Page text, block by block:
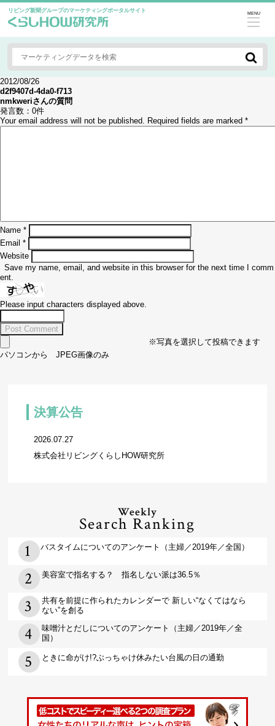
リビング新聞グループのマーケティングポータルサイト MENU
2012/08/26
d2f9407d-4da0-f713
nmkweriさんの質問
発言数： 0件
Your email address will not be published. Required fields are marked *
Name *
Email *
Website
Save my name, email, and website in this browser for the next time I comm
ent.
Please input characters displayed above.
※写真を選択して投稿できます
パソコンから JPEG画像のみ
決算公告
2026.07.27
株式会社リビングくらしHOW研究所
Weekly
Search Ranking
バスタイムについてのアンケート（主婦／2019年／全国）
美容室で指名する？ 指名しない派は36.5％
共有を前提に作られたカレンダーで 新しい“なくてはなら
ない”を創る
味噌汁とだしについてのアンケート（主婦／2019年／全
国）
ときに命がけ!?ぶっちゃけ休みたい台風の日の通勤